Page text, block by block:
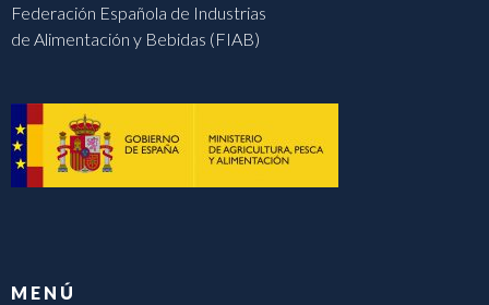
Federación Española de Industrias
de Alimentación y Bebidas (FIAB)
MENÚ